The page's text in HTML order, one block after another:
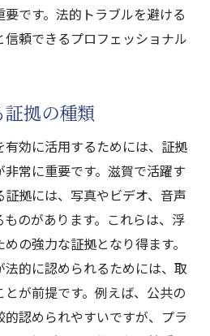
です。法的トラブルを避ける
頼できるプロフェッショナル
拠の種類
効に活用するためには、証拠
常に重要です。滋賀で活躍す
拠には、写真やビデオ、音声
のがあります。これらは、浮
の強力な証拠となり得ます。
法的に認められるためには、取
が前提です。例えば、公共の
認められやすいですが、プラ